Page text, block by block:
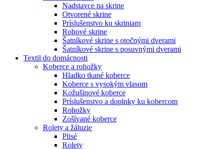
Nadstavce na skrine
Otvorené skrine
Príslušenstvo ku skriniam
Rohové skrine
Šatníkové skrine s otočnými dverami
Šatníkové skrine s posuvnými dverami
Textil do domácnosti
Koberce a rohožky
Hladko tkané koberce
Koberce s vysokým vlasom
Kožušinové koberce
Príslušenstvo a doplnky ku kobercom
Rohožky
Zošívané koberce
Rolety a žáluzie
Plisé
Rolety